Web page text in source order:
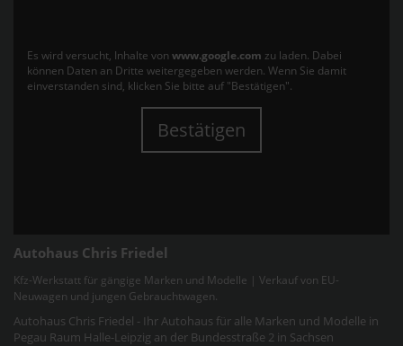
Es wird versucht, Inhalte von www.google.com zu laden. Dabei
können Daten an Dritte weitergegeben werden. Wenn Sie damit
einverstanden sind, klicken Sie bitte auf "Bestätigen".
Bestätigen
Autohaus Chris Friedel
Kfz-Werkstatt für gängige Marken und Modelle | Verkauf von EU-
Neuwagen und jungen Gebrauchtwagen.
Autohaus Chris Friedel - Ihr Autohaus für alle Marken und Modelle in
Pegau Raum Halle-Leipzig an der Bundesstraße 2 in Sachsen